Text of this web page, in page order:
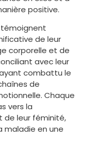
positive.
de leur
corporelle et de
avec leur
combattu le
de
Chaque
vers la
de leur féminité,
maladie en une